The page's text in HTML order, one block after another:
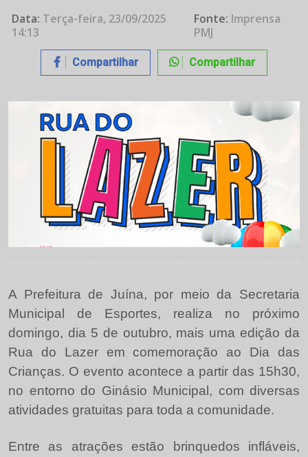
Data: Terça-feira, 23/09/2025
14:13
Fonte: Imprensa
PMJ
Compartilhar Compartilhar
A Prefeitura de Juína, por meio da Secretaria
Municipal de Esportes, realiza no próximo
domingo, dia 5 de outubro, mais uma edição da
Rua do Lazer em comemoração ao Dia das
Crianças. O evento acontece a partir das 15h30,
no entorno do Ginásio Municipal, com diversas
atividades gratuitas para toda a comunidade.
Entre as atrações estão brinquedos infláveis,